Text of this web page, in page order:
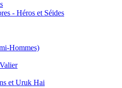
- Héros et Séides
Hommes)
et Uruk Hai